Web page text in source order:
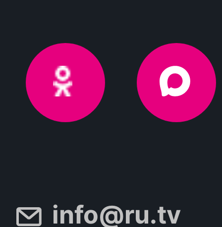
info@ru.tv